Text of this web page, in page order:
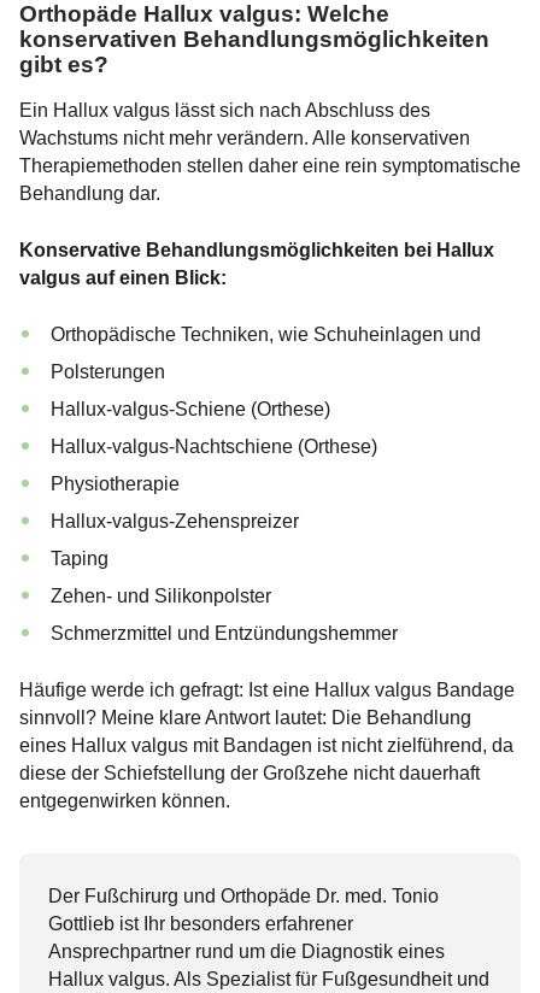
Orthopäde Hallux valgus: Welche
konservativen Behandlungsmöglichkeiten
gibt es?
Ein Hallux valgus lässt sich nach Abschluss des
Wachstums nicht mehr verändern. Alle konservativen
Therapiemethoden stellen daher eine rein symptomatische
Behandlung dar.
Konservative Behandlungsmöglichkeiten bei Hallux
valgus auf einen Blick:
Orthopädische Techniken, wie Schuheinlagen und
Polsterungen
Hallux-valgus-Schiene (Orthese)
Hallux-valgus-Nachtschiene (Orthese)
Physiotherapie
Hallux-valgus-Zehenspreizer
Taping
Zehen- und Silikonpolster
Schmerzmittel und Entzündungshemmer
Häufige werde ich gefragt: Ist eine Hallux valgus Bandage
sinnvoll? Meine klare Antwort lautet: Die Behandlung
eines Hallux valgus mit Bandagen ist nicht zielführend, da
diese der Schiefstellung der Großzehe nicht dauerhaft
entgegenwirken können.
Der Fußchirurg und Orthopäde Dr. med. Tonio
Gottlieb ist Ihr besonders erfahrener
Ansprechpartner rund um die Diagnostik eines
Hallux valgus. Als Spezialist für Fußgesundheit und